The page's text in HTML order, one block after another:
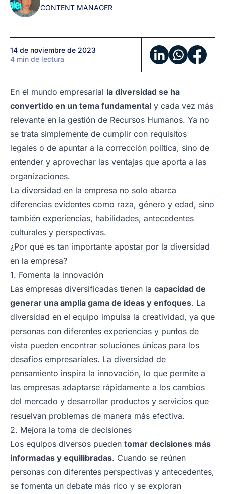
empresaCONTENT MANAGER
14 de noviembre de 2023
4 min de lectura
En el mundo empresarial la diversidad se ha
convertido en un tema fundamental y cada vez más
relevante en la gestión de Recursos Humanos. Ya no
se trata simplemente de cumplir con requisitos
legales o de apuntar a la corrección política, sino de
entender y aprovechar las ventajas que aporta a las
organizaciones.
La diversidad en la empresa no solo abarca
diferencias evidentes como raza, género y edad, sino
también experiencias, habilidades, antecedentes
culturales y perspectivas.
¿Por qué es tan importante apostar por la diversidad
en la empresa?
1. Fomenta la innovación
Las empresas diversificadas tienen la capacidad de
generar una amplia gama de ideas y enfoques. La
diversidad en el equipo impulsa la creatividad, ya que
personas con diferentes experiencias y puntos de
vista pueden encontrar soluciones únicas para los
desafíos empresariales. La diversidad de
pensamiento inspira la innovación, lo que permite a
las empresas adaptarse rápidamente a los cambios
del mercado y desarrollar productos y servicios que
resuelvan problemas de manera más efectiva.
2. Mejora la toma de decisiones
Los equipos diversos pueden tomar decisiones más
informadas y equilibradas. Cuando se reúnen
personas con diferentes perspectivas y antecedentes,
se fomenta un debate más rico y se exploran